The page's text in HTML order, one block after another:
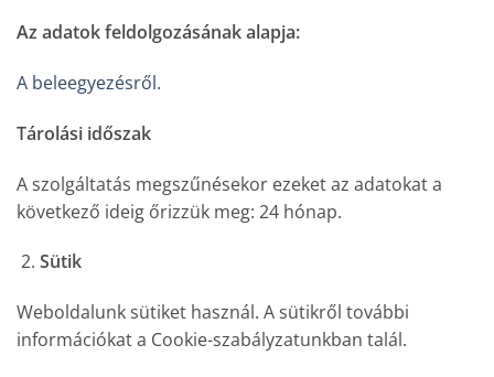
Az adatok feldolgozásának alapja:
A beleegyezésről.
Tárolási időszak
A szolgáltatás megszűnésekor ezeket az adatokat a
következő ideig őrizzük meg: 24 hónap.
Sütik
Weboldalunk sütiket használ. A sütikről további
információkat a Cookie-szabályzatunkban talál.